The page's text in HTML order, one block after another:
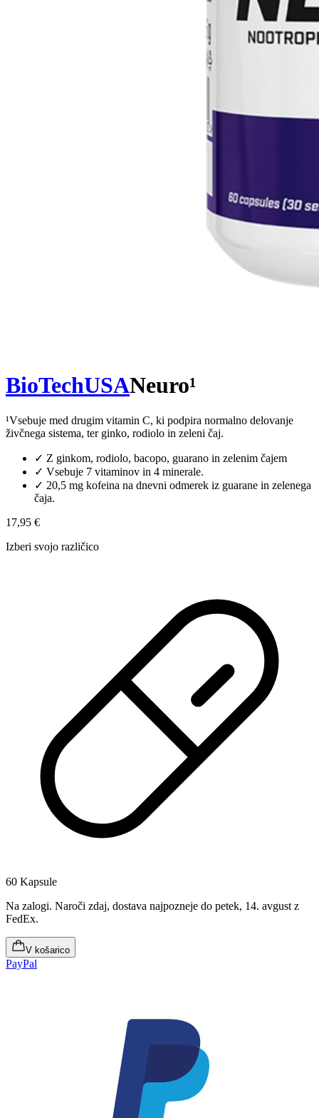
BioTechUSANeuro¹
¹Vsebuje med drugim vitamin C, ki podpira normalno delovanje
živčnega sistema, ter ginko, rodiolo in zeleni čaj.
✓ Z ginkom, rodiolo, bacopo, guarano in zelenim čajem
✓ Vsebuje 7 vitaminov in 4 minerale.
✓ 20,5 mg kofeina na dnevni odmerek iz guarane in zelenega
čaja.
17,95 €
Izberi svojo različico
60 Kapsule
Na zalogi. Naroči zdaj, dostava najpozneje do petek, 14. avgust z
FedEx.
V košarico
PayPal